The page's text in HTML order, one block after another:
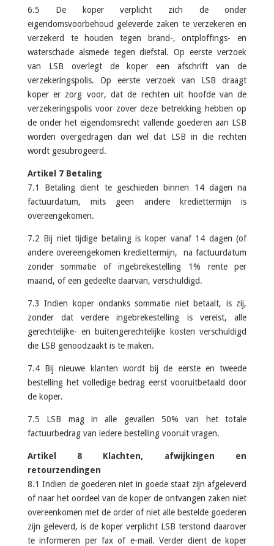
6.5 De koper verplicht zich de onder
eigendomsvoorbehoud geleverde zaken te verzekeren en
verzekerd te houden tegen brand-, ontploffings- en
waterschade alsmede tegen diefstal. Op eerste verzoek
van LSB overlegt de koper een afschrift van de
verzekeringspolis. Op eerste verzoek van LSB draagt
koper er zorg voor, dat de rechten uit hoofde van de
verzekeringspolis voor zover deze betrekking hebben op
de onder het eigendomsrecht vallende goederen aan LSB
worden overgedragen dan wel dat LSB in die rechten
wordt gesubrogeerd.
Artikel 7 Betaling
7.1 Betaling dient te geschieden binnen 14 dagen na
factuurdatum, mits geen andere krediettermijn is
overeengekomen.
7.2 Bij niet tijdige betaling is koper vanaf 14 dagen (of
andere overeengekomen krediettermijn, na factuurdatum
zonder sommatie of ingebrekestelling 1% rente per
maand, of een gedeelte daarvan, verschuldigd.
7.3 Indien koper ondanks sommatie niet betaalt, is zij,
zonder dat verdere ingebrekestelling is vereist, alle
gerechtelijke- en buitengerechtelijke kosten verschuldigd
die LSB genoodzaakt is te maken.
7.4 Bij nieuwe klanten wordt bij de eerste en tweede
bestelling het volledige bedrag eerst vooruitbetaald door
de koper.
7.5 LSB mag in alle gevallen 50% van het totale
factuurbedrag van iedere bestelling vooruit vragen.
Artikel 8 Klachten, afwijkingen en
retourzendingen
8.1 Indien de goederen niet in goede staat zijn afgeleverd
of naar het oordeel van de koper de ontvangen zaken niet
overeenkomen met de order of niet alle bestelde goederen
zijn geleverd, is de koper verplicht LSB terstond daarover
te informeren per fax of e-mail. Verder dient de koper